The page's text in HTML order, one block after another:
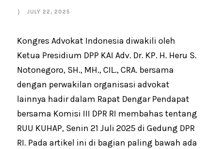
JULY 22, 2025
Kongres Advokat Indonesia diwakili oleh
Ketua Presidium DPP KAI Adv. Dr. KP. H. Heru S.
Notonegoro, SH., MH., CIL., CRA. bersama
dengan perwakilan organisasi advokat
lainnya hadir dalam Rapat Dengar Pendapat
bersama Komisi III DPR RI membahas tentang
RUU KUHAP, Senin 21 Juli 2025 di Gedung DPR
RI. Pada artikel ini di bagian paling bawah ada